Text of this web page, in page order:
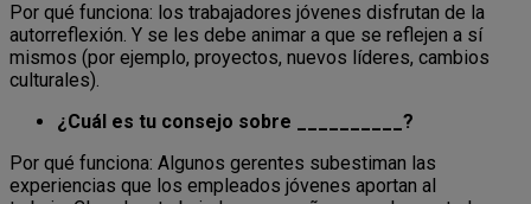
Por qué funciona: los trabajadores jóvenes disfrutan de la
autorreflexión. Y se les debe animar a que se reflejen a sí
mismos (por ejemplo, proyectos, nuevos líderes, cambios
culturales).
¿Cuál es tu consejo sobre __________?
Por qué funciona: Algunos gerentes subestiman las
experiencias que los empleados jóvenes aportan al